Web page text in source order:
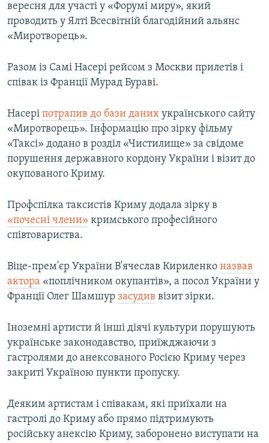
вересня для участі у «Форумі миру», який
проводить у Ялті Всесвітній благодійний альянс
«Миротворець».
Разом із Самі Насері рейсом з Москви прилетів і
співак із Франції Мурад Бураві.
Насері потрапив до бази даних українського сайту
«Миротворець». Інформацію про зірку фільму
«Таксі» додано в розділ «Чистилище» за свідоме
порушення державного кордону України і візит до
окупованого Криму.
Профспілка таксистів Криму додала зірку в
«почесні члени» кримського професійного
співтовариства.
Віце-прем'єр України В'ячеслав Кириленко назвав
актора «поплічником окупантів», а посол України у
Франції Олег Шамшур засудив візит зірки.
Іноземні артисти й інші діячі культури порушують
українське законодавство, приїжджаючи з
гастролями до анексованого Росією Криму через
закриті Україною пункти пропуску.
Деяким артистам і співакам, які приїхали на
гастролі до Криму або прямо підтримують
російську анексію Криму, заборонено виступати на